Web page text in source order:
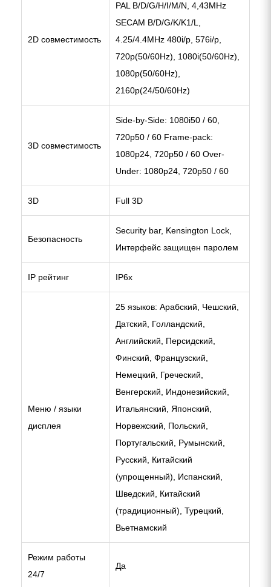
2D совместимость
PAL B/D/G/H/I/M/N, 4,43MHz
SECAM B/D/G/K/K1/L,
4.25/4.4MHz 480i/p, 576i/p,
720p(50/60Hz), 1080i(50/60Hz),
1080p(50/60Hz),
2160p(24/50/60Hz)
3D совместимость
Side-by-Side: 1080i50 / 60,
720p50 / 60 Frame-pack:
1080p24, 720p50 / 60 Over-
Under: 1080p24, 720p50 / 60
3D Full 3D
Безопасность
Security bar, Kensington Lock,
Интерфейс защищен паролем
IP рейтинг IP6x
Меню / языки
дисплея
25 языков: Арабский, Чешский,
Датский, Голландский,
Английский, Персидский,
Финский, Французский,
Немецкий, Греческий,
Венгерский, Индонезийский,
Итальянский, Японский,
Норвежский, Польский,
Португальский, Румынский,
Русский, Китайский
(упрощенный), Испанский,
Шведский, Китайский
(традиционный), Турецкий,
Вьетнамский
Режим работы
24/7
Да